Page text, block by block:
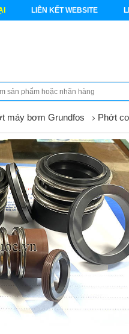
LIÊN KẾT WEBSITE
máy bơm Grundfos Phớt